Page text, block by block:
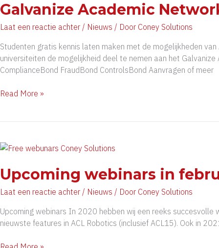
Galvanize Academic
Laat een reactie achter / Nieuws / Door Coney Solutions
Studenten gratis kennis laten maken met de mogelijkheden
universiteiten de mogelijkheid deel te nemen aan het
ComplianceBond FraudBond ControlsBond Aanvragen of meer
Galvanize
Read More »
Upcoming webinars in
Laat een reactie achter / Nieuws / Door Coney Solutions
Upcoming webinars In 2020 hebben wij een reeks succesvolle
nieuwste features in ACL Robotics (inclusief ACL15). Ook in